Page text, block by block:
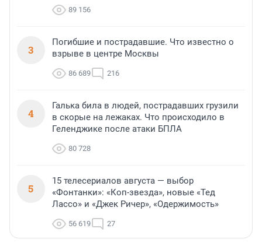
89 156
3
Погибшие и пострадавшие. Что известно о
взрыве в центре Москвы
86 689 216
4
Галька била в людей, пострадавших грузили
в скорые на лежаках. Что происходило в
Геленджике после атаки БПЛА
80 728
5
15 телесериалов августа — выбор
«Фонтанки»: «Коп-звезда», новые «Тед
Лассо» и «Джек Ричер», «Одержимость»
56 619 27